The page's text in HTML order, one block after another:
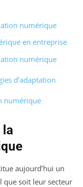
numérique
en entreprise
numérique
d’adaptation
numérique
la
aujourd’hui un
que soit leur secteur